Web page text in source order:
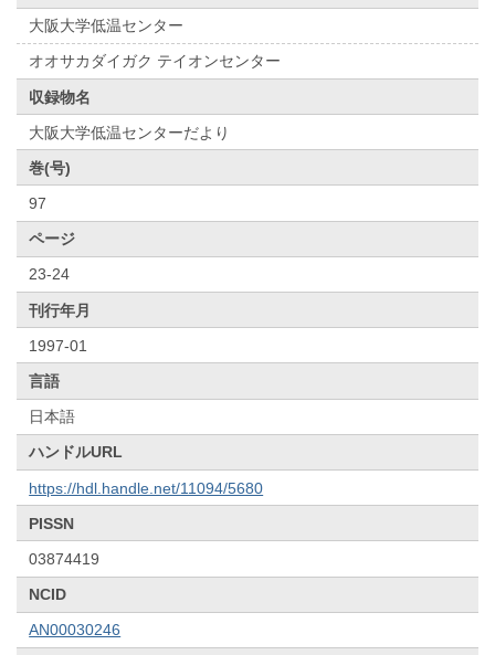
大阪大学低温センター
オオサカダイガク テイオンセンター
収録物名
大阪大学低温センターだより
巻(号)
97
ページ
23-24
刊行年月
1997-01
言語
日本語
ハンドルURL
https://hdl.handle.net/11094/5680
PISSN
03874419
NCID
AN00030246